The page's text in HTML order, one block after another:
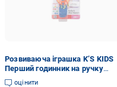
Розвиваюча іграшка K’S KIDS
Перший годинник на ручку
(6627340)
оцінити